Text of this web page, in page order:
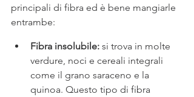
principali di fibra ed è bene mangiarle
entrambe:
Fibra insolubile: si trova in molte
verdure, noci e cereali integrali
come il grano saraceno e la
quinoa. Questo tipo di fibra